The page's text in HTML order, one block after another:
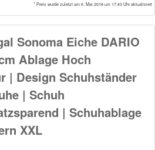
* Preis wurde zuletzt am 6. Mai 2018 um 17:43 Uhr aktualisiert
Sonoma Eiche DARIO
Ablage Hoch
| Design Schuhständer
| Schuh
| Schuhablage
XXL